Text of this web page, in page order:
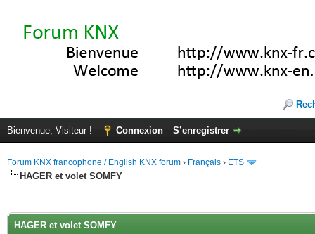
Bienvenue, Visiteur ! Connexion S’enregistrer
Forum KNX francophone / English KNX forum › Français › ETS
HAGER et volet SOMFY
HAGER et volet SOMFY